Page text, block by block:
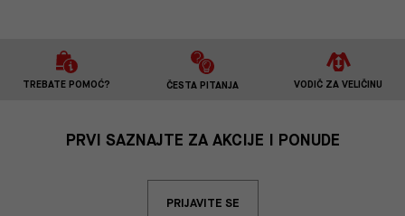
TREBATE POMOĆ? ČESTA PITANJA VODIČ ZA VELIČINU
PRVI SAZNAJTE ZA AKCIJE I PONUDE
PRIJAVITE SE